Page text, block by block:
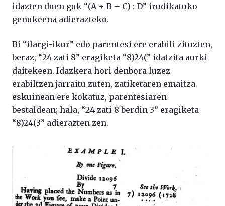
idazten duen guk “(A + B – C) : D” irudikatuko
genukeena adierazteko.
Bi “ilargi-ikur” edo parentesi ere erabili zituzten,
beraz, “24 zati 8” eragiketa “8)24(” idatzita aurki
daitekeen. Idazkera hori denbora luzez
erabiltzen jarraitu zuten, zatiketaren emaitza
eskuinean ere kokatuz, parentesiaren
bestaldean; hala, “24 zati 8 berdin 3” eragiketa
“8)24(3” adierazten zen.